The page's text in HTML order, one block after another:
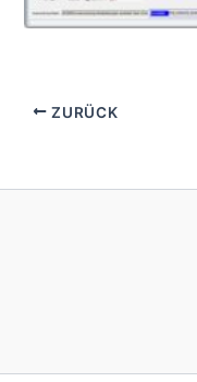
ZURÜCK